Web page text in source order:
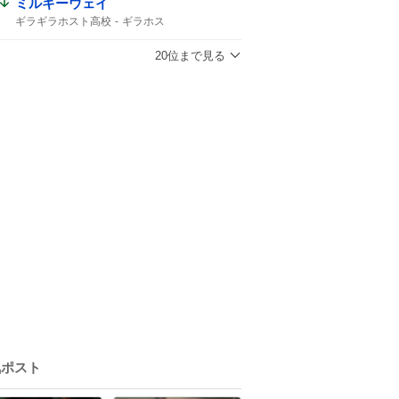
ミルキーウェイ
ギラギラホスト高校
ギラホス
20位まで見る
スト